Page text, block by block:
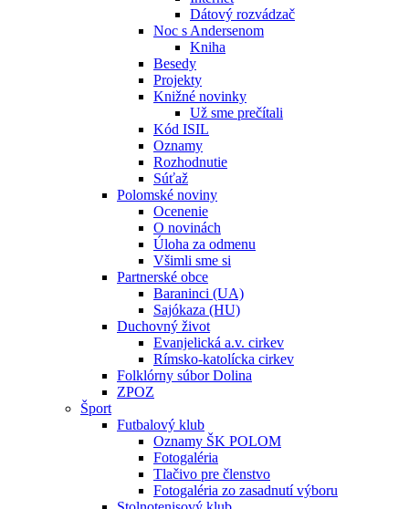
Dátový rozvádzač
Noc s Andersenom
Kniha
Besedy
Projekty
Knižné novinky
Už sme prečítali
Kód ISIL
Oznamy
Rozhodnutie
Súťaž
Polomské noviny
Ocenenie
O novinách
Úloha za odmenu
Všimli sme si
Partnerské obce
Baraninci (UA)
Sajókaza (HU)
Duchovný život
Evanjelická a.v. cirkev
Rímsko-katolícka cirkev
Folklórny súbor Dolina
ZPOZ
Šport
Futbalový klub
Oznamy ŠK POLOM
Fotogaléria
Tlačivo pre členstvo
Fotogaléria zo zasadnutí výboru